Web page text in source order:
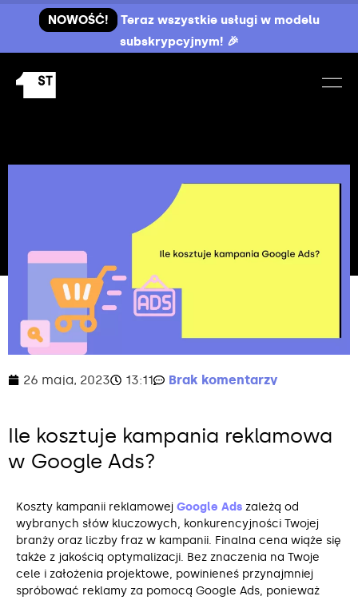
NOWOŚĆ!
Teraz wszystkie usługi w modelu
subskrypcyjnym! 🎉
26 maja, 2023 13:11 Brak komentarzy
Ile kosztuje kampania reklamowa
w Google Ads?
Koszty kampanii reklamowej Google Ads zależą od
wybranych słów kluczowych, konkurencyjności Twojej
branży oraz liczby fraz w kampanii. Finalna cena wiąże się
także z jakością optymalizacji. Bez znaczenia na Twoje
cele i założenia projektowe, powinieneś przynajmniej
spróbować reklamy za pomocą Google Ads, ponieważ